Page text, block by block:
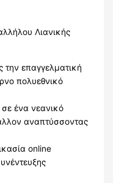
Λιανικής
την επαγγελματική
πολυεθνικό
σε ένα νεανικό
αναπτύσσοντας
online